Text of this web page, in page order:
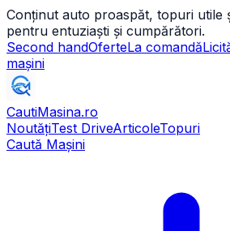
Conținut auto proaspăt, topuri utile
pentru entuziaști și cumpărători.
Second handOferteLa comandă
mașini
CautiMasina.ro
NoutățiTest DriveArticoleTopuri
Caută Mașini